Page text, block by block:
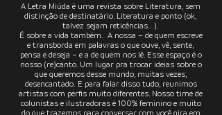
A Letra Miúda é uma revista sobre Literatura, sem
distinção de destinatário. Literatura e ponto (ok,
talvez sejam reticências...).
É sobre a vida também. A nossa – de quem escreve
e transborda em palavras o que ouve, vê, sente,
pensa e deseja – e a de quem nos lê. Esse espaço é o
nosso (re)canto. Um lugar pra trocar ideias sobre o
que queremos desse mundo, muitas vezes,
desencantado. E para falar disso tudo, reunimos
artistas com perfis muito diferentes. Nosso time de
colunistas e ilustradoras é 100% feminino e muito
do que trazemos para conversar com você gira em